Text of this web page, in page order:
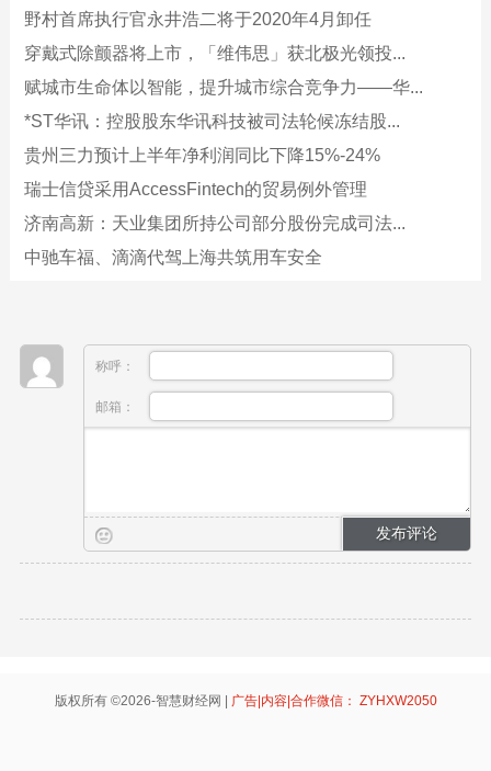
野村首席执行官永井浩二将于2020年4月卸任
穿戴式除颤器将上市，「维伟思」获北极光领投...
赋城市生命体以智能，提升城市综合竞争力——华...
*ST华讯：控股股东华讯科技被司法轮候冻结股...
贵州三力预计上半年净利润同比下降15%-24%
瑞士信贷采用AccessFintech的贸易例外管理
济南高新：天业集团所持公司部分股份完成司法...
中驰车福、滴滴代驾上海共筑用车安全
称呼：
邮箱：
版权所有 ©2026-智慧财经网 | 广告|内容|合作微信： ZYHXW2050